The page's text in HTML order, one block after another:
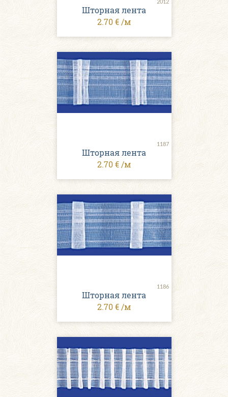
2012
Шторная лента
2.70 € /м
1187
Шторная лента
2.70 € /м
1186
Шторная лента
2.70 € /м